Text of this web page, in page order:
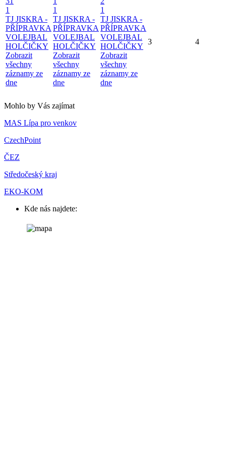
1
TJ JISKRA -
PŘÍPRAVKA
VOLEJBAL
HOLČIČKY
Zobrazit
všechny
záznamy ze
dne
1
TJ JISKRA -
PŘÍPRAVKA
VOLEJBAL
HOLČIČKY
Zobrazit
všechny
záznamy ze
dne
1
TJ JISKRA -
PŘÍPRAVKA
VOLEJBAL
HOLČIČKY
Zobrazit
všechny
záznamy ze
dne
3 4
Mohlo by Vás zajímat
MAS Lípa pro venkov
CzechPoint
ČEZ
Středočeský kraj
EKO-KOM
Kde nás najdete: